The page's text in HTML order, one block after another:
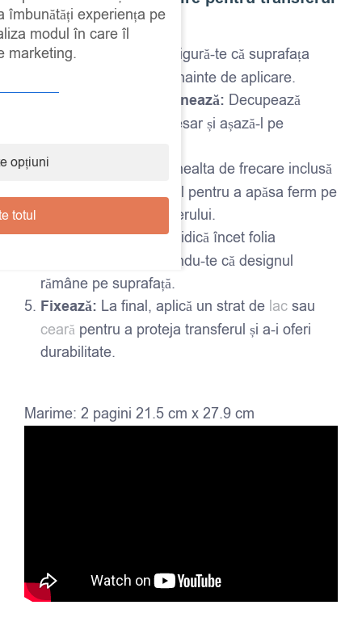
Redesign:
Curăță suprafața:
Asigură-te că suprafața
este curată și uscată înainte de aplicare.
Decupează și poziționează: Decupează
transferul dacă e necesar și așază-l pe
Frecare:
Folosește unealta de frecare inclusă
împreună cu transferul pentru a apăsa ferm pe
toată suprafața transferului.
Îndepărtează folia:Ridică încet folia
transparentă, asigurându-te că designul
rămâne pe suprafață.
Fixează: La final, aplică un strat de lac sau
ceară pentru a proteja transferul și a-i oferi
durabilitate.
Marime: 2 pagini 21.5 cm x 27.9 cm
îmbunătăți experiența pe
modul în care îl
marketing.
opțiuni
totul